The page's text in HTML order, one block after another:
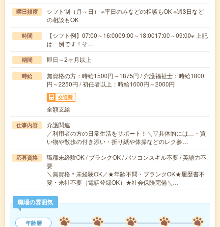
曜日頻度
シフト制（月～日） ※平日のみなどの相談もOK ※週3日など
の相談もOK
時間
【シフト例】07:00～16:0009:00～18:0017:00～09:00※ 上記
は一例です！そ…
期間 即日～2ヶ月以上
時給
無資格の方：時給1500円～1875円 / 介護福祉士：時給1800
円～2250円 / 初任者以上：時給1600円～2000円
交通費
全額支給
仕事内容
介護関連
／利用者の方の日常生活をサポート！＼▽具体的には…・買
い物や散歩の付き添い・折り紙や体操などのレク参…
応募資格
職種未経験OK / ブランクOK / パソコンスキル不要 / 英語力不
要
＼無資格＊未経験OK／★年齢不問・ブランクOK★履歴書不
要・来社不要（電話登録OK）★社会保険完備＼…
職場の雰囲気
年齢層